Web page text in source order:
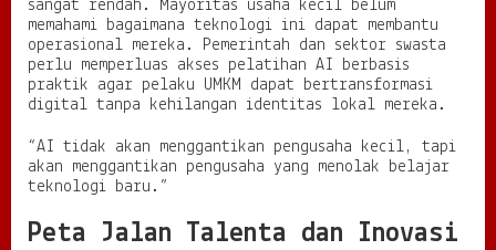
sangat rendah. Mayoritas usaha kecil belum
memahami bagaimana teknologi ini dapat membantu
operasional mereka. Pemerintah dan sektor swasta
perlu memperluas akses pelatihan AI berbasis
praktik agar pelaku UMKM dapat bertransformasi
digital tanpa kehilangan identitas lokal mereka.
“AI tidak akan menggantikan pengusaha kecil, tapi
akan menggantikan pengusaha yang menolak belajar
teknologi baru.”
Peta Jalan Talenta dan Inovasi